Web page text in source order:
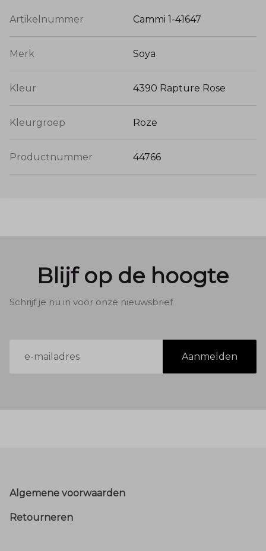
Artikelnummer Cammi 1-41647
Merk Soya
Kleur 4390 Rapture Rose
Kleurgroep Roze
Productnummer 44766
Blijf op de hoogte
Schrijf je nu in voor onze nieuwsbrief
mailadres
Aanmelden
Footer
Algemene voorwaarden
Retourneren